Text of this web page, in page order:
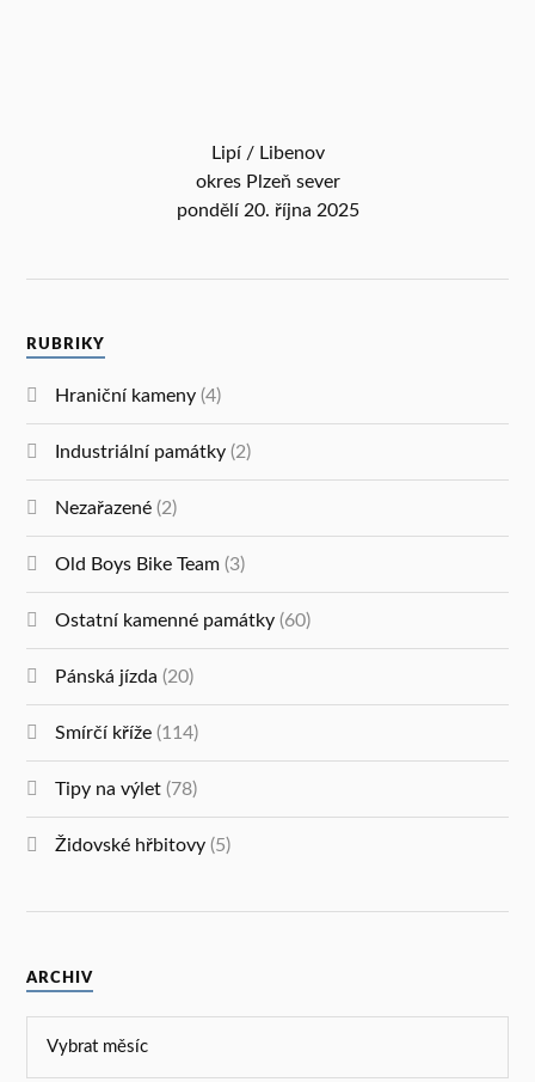
Lipí / Libenov
okres Plzeň sever
pondělí 20. října 2025
RUBRIKY
Hraniční kameny (4)
Industriální památky (2)
Nezařazené (2)
Old Boys Bike Team (3)
Ostatní kamenné památky (60)
Pánská jízda (20)
Smírčí kříže (114)
Tipy na výlet (78)
Židovské hřbitovy (5)
ARCHIV